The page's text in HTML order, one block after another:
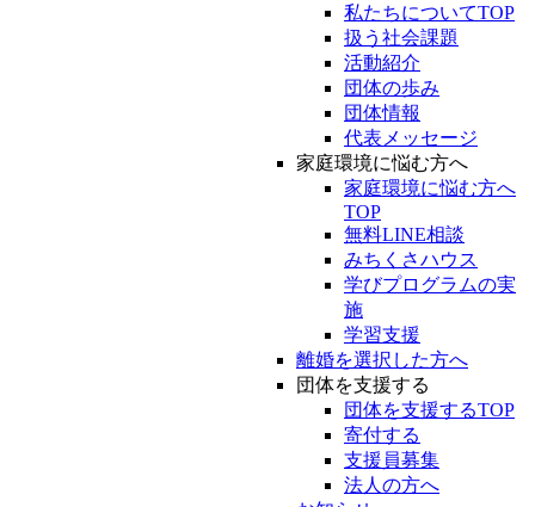
私たちについてTOP
扱う社会課題
活動紹介
団体の歩み
団体情報
代表メッセージ
家庭環境に悩む方へ
家庭環境に悩む方へ
TOP
無料LINE相談
みちくさハウス
学びプログラムの実
施
学習支援
離婚を選択した方へ
団体を支援する
団体を支援するTOP
寄付する
支援員募集
法人の方へ